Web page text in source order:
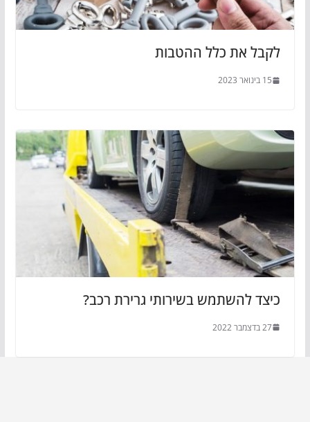
לקבל את כלל ההטבות
15 בינואר 2023
כיצד להשתמש בשירותי גרירת רכב?
27 בדצמבר 2022